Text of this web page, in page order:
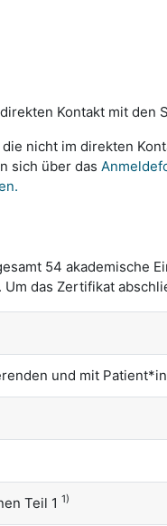
Kontakt mit
nicht im direkten
sich über das
54 akademische
. Um das Zertifikat
und mit
Teil 1 1)